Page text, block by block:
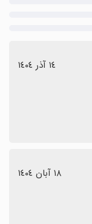
١٤ آذر ١٤٠٤
١٨ آبان ١٤٠٤